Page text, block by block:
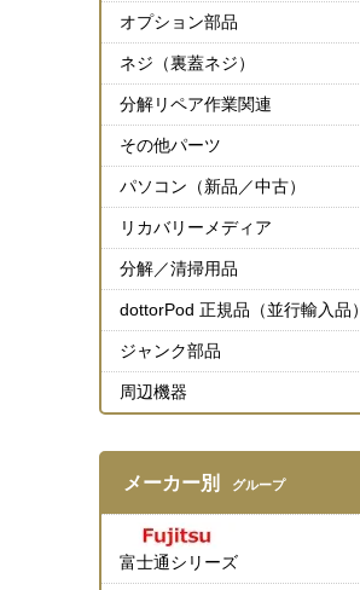
オプション部品
ネジ（裏蓋ネジ）
分解リペア作業関連
その他パーツ
パソコン（新品／中古）
リカバリーメディア
分解／清掃用品
dottorPod 正規品（並行輸入品）
ジャンク部品
周辺機器
メーカー別 グループ
富士通シリーズ